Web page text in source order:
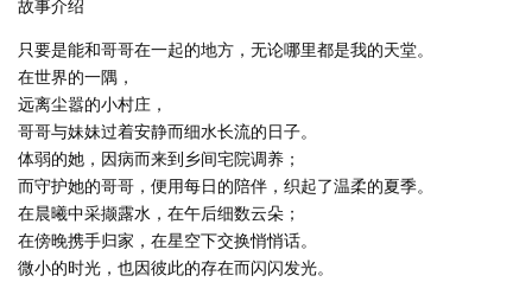
故事介绍
只要是能和哥哥在一起的地方，无论哪里都是我的天堂。
在世界的一隅，
远离尘嚣的小村庄，
哥哥与妹妹过着安静而细水长流的日子。
体弱的她，因病而来到乡间宅院调养；
而守护她的哥哥，便用每日的陪伴，织起了温柔的夏季。
在晨曦中采撷露水，在午后细数云朵；
在傍晚携手归家，在星空下交换悄悄话。
微小的时光，也因彼此的存在而闪闪发光。